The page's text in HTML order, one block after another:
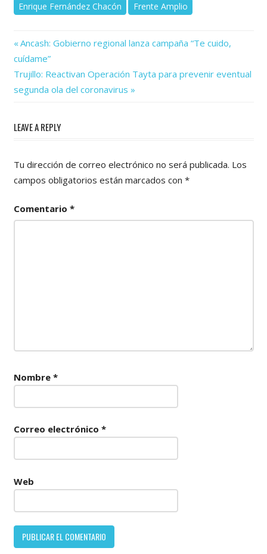
Enrique Fernández Chacón
Frente Amplio
Navegación
de
entradas
Previous
Post:
Ancash: Gobierno regional lanza campaña “Te cuido,
cuídame”
Next
Post:
Trujillo: Reactivan Operación Tayta para prevenir eventual
segunda ola del coronavirus
LEAVE A REPLY
Tu dirección de correo electrónico no será publicada. Los
campos obligatorios están marcados con *
Comentario *
Nombre *
Correo electrónico *
Web